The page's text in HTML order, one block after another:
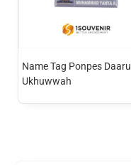
Name Tag Ponpes Daarul
Ukhuwwah